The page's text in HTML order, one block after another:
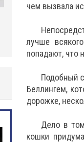
чем вызвала
лучше
попадают, что
Подобный
Беллингем,
дорожке,
Дело в
кошки